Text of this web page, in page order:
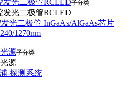
发光二极管RCLED子分类
发光二极管RCLED
光二极管 InGaAs/AlGaAs芯片
1270nm
源子分类
源
-探测系统